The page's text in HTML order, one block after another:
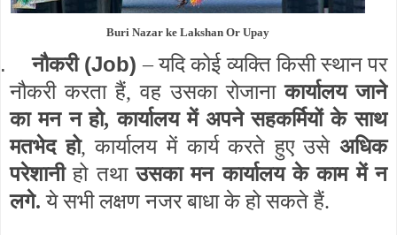
Buri Nazar ke Lakshan Or Upay
नौकरी(Job)– यदि कोई व्यक्ति किसी स्थान पर
नौकरी करता हैं, वह उसका रोजानाकार्यालय जाने
का मन न हो, कार्यालय में अपने सहकर्मियों के साथ
मतभेद हो, कार्यालय में कार्य करते हुए उसे अधिक
परेशानीहो तथाउसका मन कार्यालय के काम में न
लगे. ये सभी लक्षण नजर बाधा के हो सकते हैं.